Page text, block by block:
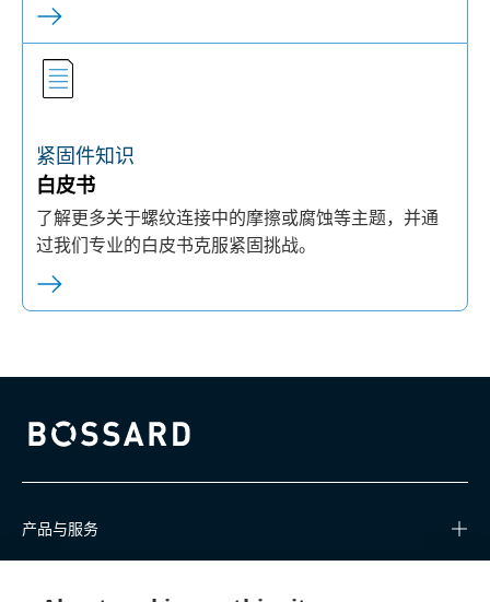
紧固件知识
白皮书
了解更多关于螺纹连接中的摩擦或腐蚀等主题，并通
过我们专业的白皮书克服紧固挑战。
Bossard homepage
产品与服务